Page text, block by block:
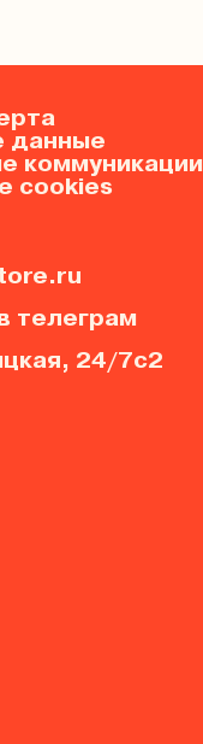
данные
коммуникации
cookies
телеграм
24/7с2